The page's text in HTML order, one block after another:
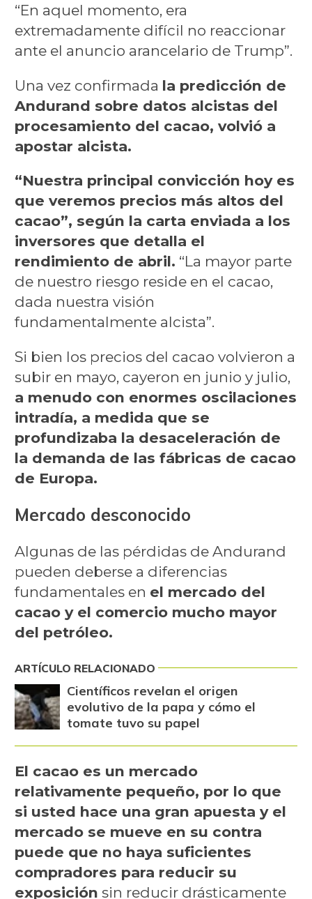
“En aquel momento, era
extremadamente difícil no reaccionar
ante el anuncio arancelario de Trump”.
Una vez confirmada la predicción de
Andurand sobre datos alcistas del
procesamiento del cacao, volvió a
apostar alcista.
“Nuestra principal convicción hoy es
que veremos precios más altos del
cacao”, según la carta enviada a los
inversores que detalla el
rendimiento de abril. “La mayor parte
de nuestro riesgo reside en el cacao,
dada nuestra visión
fundamentalmente alcista”.
Si bien los precios del cacao volvieron a
subir en mayo, cayeron en junio y julio,
a menudo con enormes oscilaciones
intradía, a medida que se
profundizaba la desaceleración de
la demanda de las fábricas de cacao
de Europa.
Mercado desconocido
Algunas de las pérdidas de Andurand
pueden deberse a diferencias
fundamentales en el mercado del
cacao y el comercio mucho mayor
del petróleo.
ARTÍCULO RELACIONADO
Científicos revelan el origen
evolutivo de la papa y cómo el
tomate tuvo su papel
El cacao es un mercado
relativamente pequeño, por lo que
si usted hace una gran apuesta y el
mercado se mueve en su contra
puede que no haya suficientes
compradores para reducir su
exposición sin reducir drásticamente